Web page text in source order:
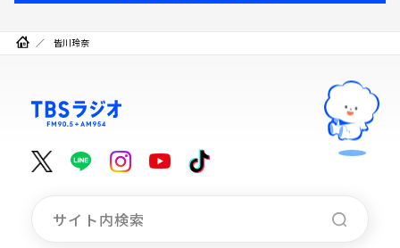
皆川玲奈